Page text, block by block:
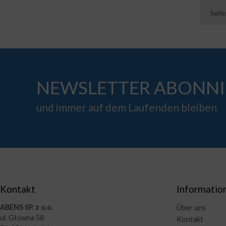
Seite:
NEWSLETTER
und immer auf dem Laufenden bleiben
Kontakt
ABENS SP. z o.o.
ul. Główna 58
Über uns
Kontakt